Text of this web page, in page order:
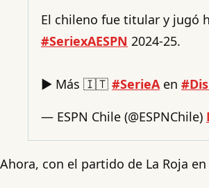
El chileno fue titular y jugó
#SeriexAESPN 2024-25.
▶️ Más 🇮🇹 #SerieA en
— ESPN Chile (@ESPNChile)
Ahora, con el partido de La Roja